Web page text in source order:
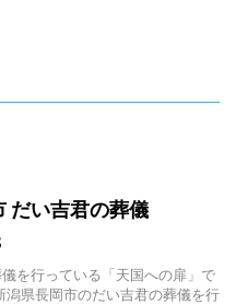
だい吉君の葬儀
を行っている「天国への扉」で
潟県長岡市のだい吉君の葬儀を行